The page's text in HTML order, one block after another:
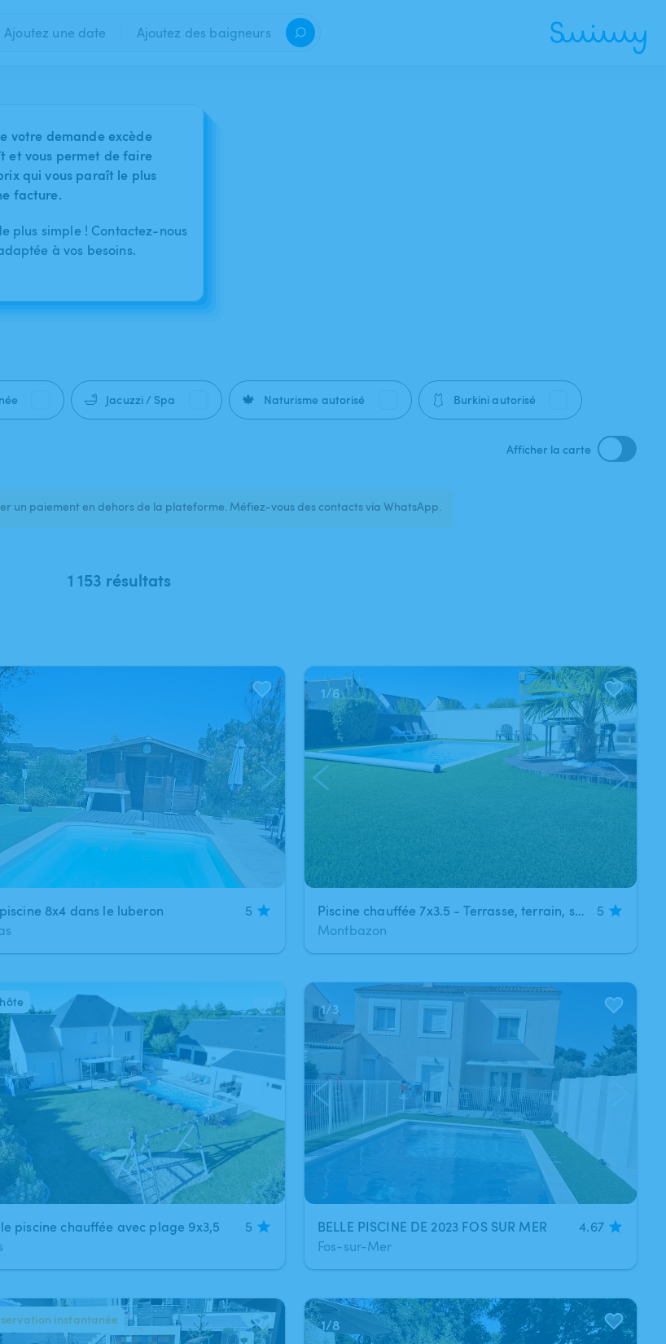
Ajoutez une date Ajoutez des baigneurs
votre demande excède
et vous permet de faire
qui vous paraît le plus
facture.
plus simple ! Contactez-nous
à vos besoins.
🛁 Jacuzzi / Spa 🍁 Naturisme autorisé 🩱 Burkini autorisé
Afficher la carte
paiement en dehors de la plateforme. Méfiez-vous des contacts via WhatsApp.
1 153 résultats
8x4 dans le luberon
5
1/6
Piscine chauffée 7x3.5 - Terrasse, terrain, sans vis-à-vis - Jusqu'à 20 personnes
5
Montbazon
piscine chauffée avec plage 9x3,5
5
1/3
BELLE PISCINE DE 2023 FOS SUR MER
4.67
Fos-sur-Mer
instantanée 1/8